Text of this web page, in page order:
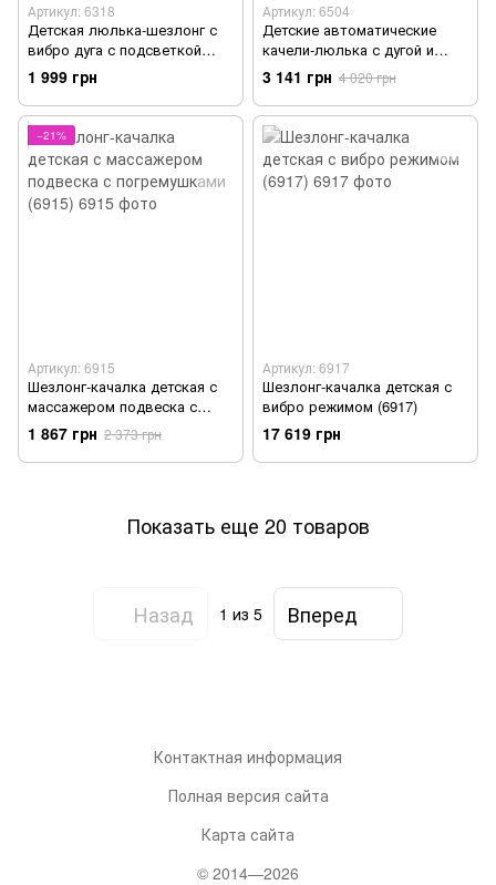
Артикул: 6318
Детская люлька-шезлонг с
вибро дуга с подсветкой
(6318)
1 999 грн
Артикул: 6504
Детские автоматические
качели-люлька с дугой и
погремушками (6504)
3 141 грн 4 020 грн
−21%
Артикул: 6915
Шезлонг-качалка детская с
массажером подвеска с
погремушками (6915)
1 867 грн 2 373 грн
Артикул: 6917
Шезлонг-качалка детская с
вибро режимом (6917)
17 619 грн
Показать еще 20 товаров
Назад 1 из 5 Вперед
Контактная информация
Полная версия сайта
Карта сайта
© 2014—2026